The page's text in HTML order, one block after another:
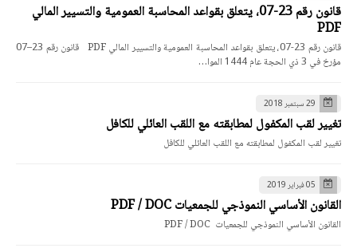
قانون رقم 23-07، يتعلق بقواعد المحاسبة العمومية والتسيير المالي
PDF
قانون رقم 23-07، يتعلق بقواعد المحاسبة العمومية والتسيير المالي PDF قانون رقم 23–07
مؤرخ في 3 ذي الحجة عام 1444 الموا…
29 سبتمبر 2018
تغيير لقب المكفول لمطابقته مع اللقب العائلي للكافل
تغيير لقب المكفول لمطابقته مع اللقب العائلي للكافل
05 فبراير 2019
القانون الأساسي النموذجي للجمعيات PDF / DOC
القانون الأساسي النموذجي للجمعيات PDF / DOC